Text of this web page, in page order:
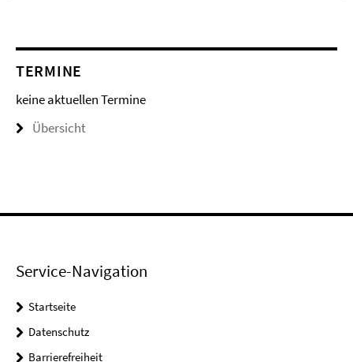
TERMINE
keine aktuellen Termine
Übersicht
Service-Navigation
Startseite
Datenschutz
Barrierefreiheit